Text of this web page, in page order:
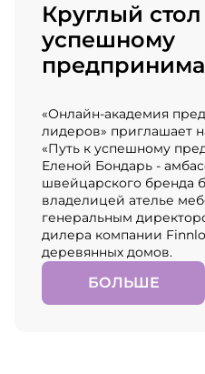
Круглый
успешному
«Онлайн-академия
лидеров» приглашает
«Путь к успешному
Еленой Бондарь -
швейцарского бренда
владелицей ателье
генеральным
дилера компании
деревянных домов.
БОЛЬШЕ